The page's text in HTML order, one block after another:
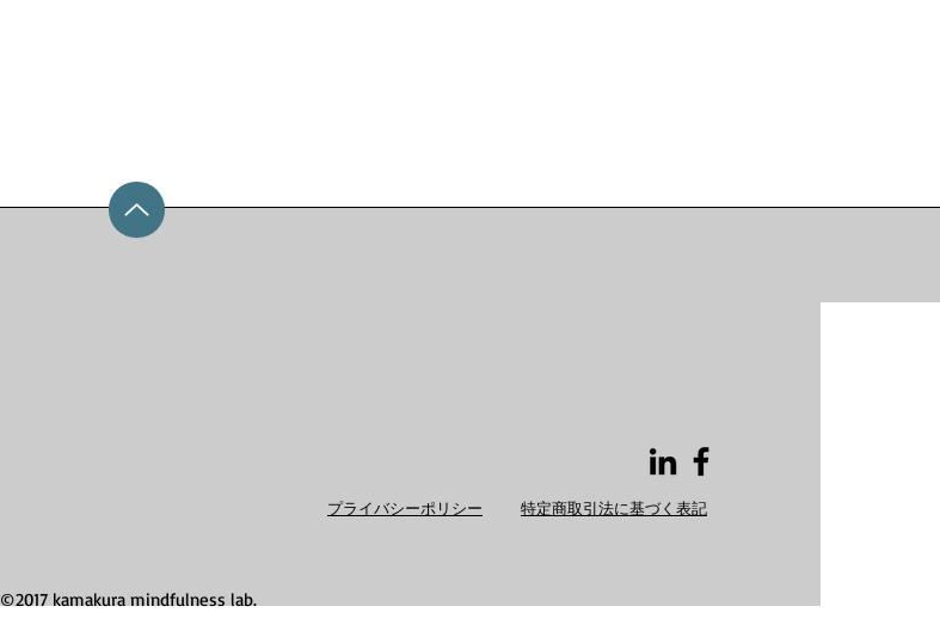
プライバシーポリシー 特定商取引法に基づく表記
©2017 kamakura mindfulness lab.